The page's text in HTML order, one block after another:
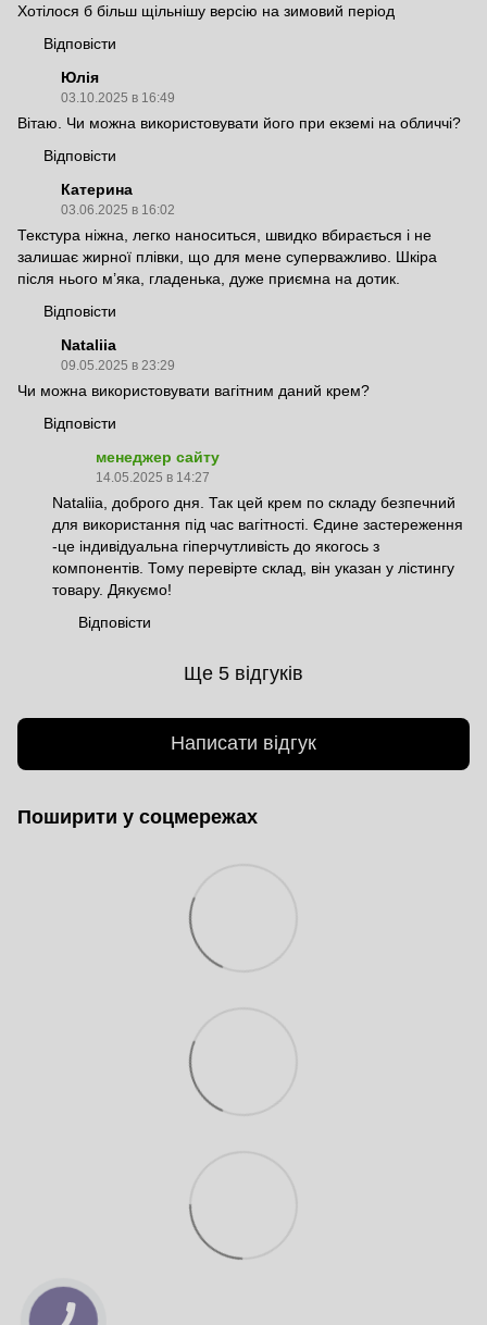
Хотілося б більш щільнішу версію на зимовий період
Відповісти
Юлія
03.10.2025 в 16:49
Вітаю. Чи можна використовувати його при екземі на обличчі?
Відповісти
Катерина
03.06.2025 в 16:02
Текстура ніжна, легко наноситься, швидко вбирається і не
залишає жирної плівки, що для мене суперважливо. Шкіра
після нього м’яка, гладенька, дуже приємна на дотик.
Відповісти
Nataliia
09.05.2025 в 23:29
Чи можна використовувати вагітним даний крем?
Відповісти
менеджер сайту
14.05.2025 в 14:27
Nataliia, доброго дня. Так цей крем по складу безпечний
для використання під час вагітності. Єдине застереження
-це індивідуальна гіперчутливість до якогось з
компонентів. Тому перевірте склад, він указан у лістингу
товару. Дякуємо!
Відповісти
Ще 5 відгуків
Написати відгук
Поширити у соцмережах